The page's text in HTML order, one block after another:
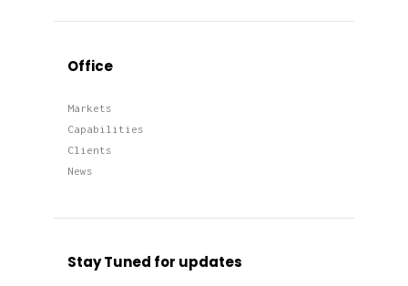
Office
Markets
Capabilities
Clients
News
Stay Tuned for updates